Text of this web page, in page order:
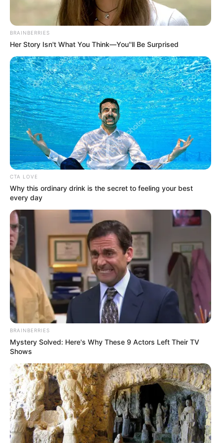
ΤΑΥΤΟΤΗΤΑ ΚΑΙ ΕΠΙΚΟΙΝΩΝΙΑ
© 2025 EVIANEWS του Γιώργου Κουτσελίνη
BRAINBERRIES
Her Story Isn't What You Think—You''ll Be Surprised
CTA LOVE
Why this ordinary drink is the secret to feeling your best
every day
BRAINBERRIES
Mystery Solved: Here's Why These 9 Actors Left Their TV
Shows